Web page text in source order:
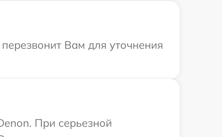
Вам для уточнения
При серьезной